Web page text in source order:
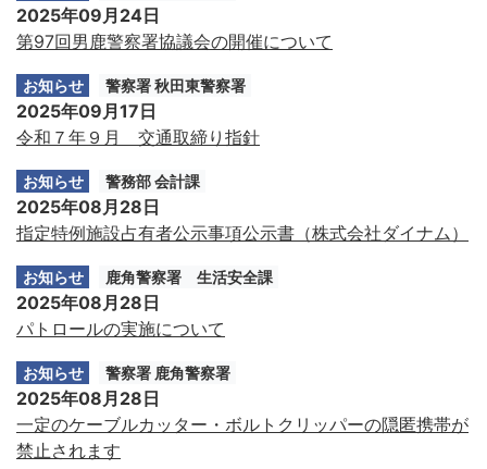
2025年09月24日
第97回男鹿警察署協議会の開催について
お知らせ 警察署 秋田東警察署
2025年09月17日
令和７年９月 交通取締り指針
お知らせ 警務部 会計課
2025年08月28日
指定特例施設占有者公示事項公示書（株式会社ダイナム）
お知らせ 鹿角警察署 生活安全課
2025年08月28日
パトロールの実施について
お知らせ 警察署 鹿角警察署
2025年08月28日
一定のケーブルカッター・ボルトクリッパーの隠匿携帯が
禁止されます